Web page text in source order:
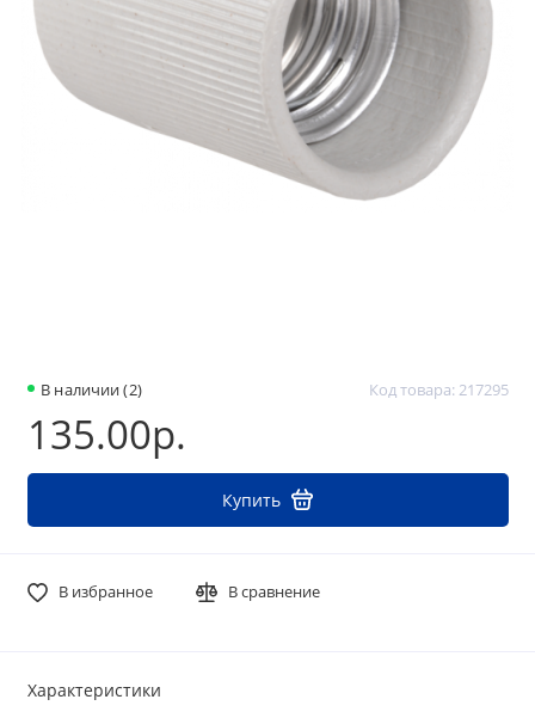
В наличии (2) Код товара: 217295
135.00р.
Купить
В избранное В сравнение
Характеристики